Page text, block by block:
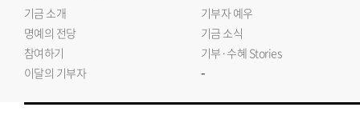
기금 소개
기부자 예우
명예의 전당
기금 소식
참여하기
기부·수혜 Stories
이달의 기부자
-